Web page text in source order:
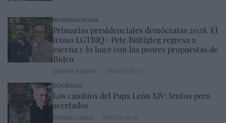
INTERNACIONAL
Primarias presidenciales demócratas 2028. El
icono LGTBIQ+ Pete Buttigieg regresa a
escena y lo hace con las peores propuestas de
Biden
SOCIEDAD
Los cambios del Papa León XIV: lentos pero
acertados